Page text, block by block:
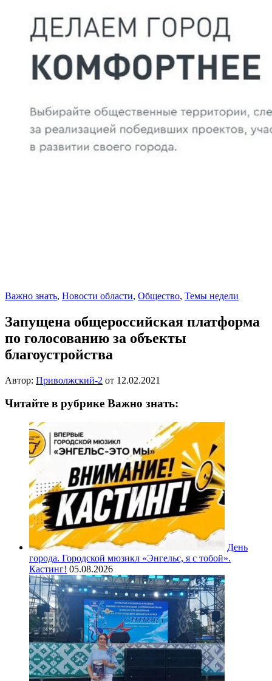
Важно знать, Новости области, Общество, Темы недели
Запущена общероссийская платформа
по голосованию за объекты
благоустройства
Автор: Приволжский-2 от 12.02.2021
Читайте в рубрике Важно знать:
День
города. Городской мюзикл «Энгельс, я с тобой».
Кастинг! 05.08.2026